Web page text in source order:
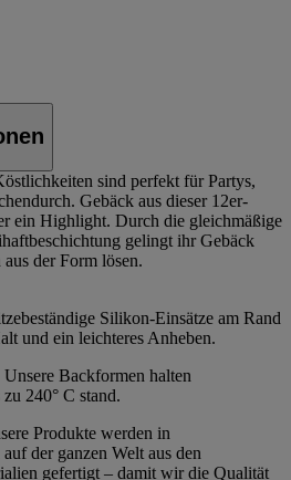
sind perfekt für Partys,
Gebäck aus dieser 12er-
ein Highlight. Durch die gleichmäßige
gelingt ihr Gebäck
der Form lösen.
Silikon-Einsätze am Rand
und ein leichteres Anheben.
Backformen halten
240° C stand.
Produkte werden in
der ganzen Welt aus den
gefertigt – damit wir die Qualität